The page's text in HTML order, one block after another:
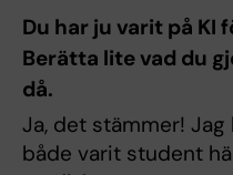
Du har ju varit på KI
Berätta lite vad du
då.
Ja, det stämmer! Jag
både varit student